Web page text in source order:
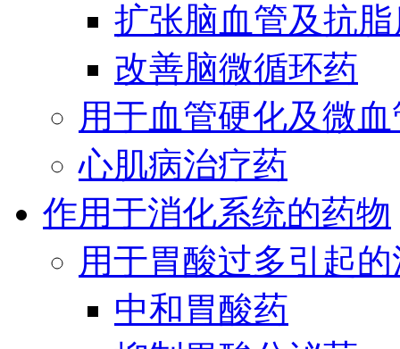
扩张脑血管及抗
改善脑微循环药
用于血管硬化及微
心肌病治疗药
作用于消化系统的药物
用于胃酸过多引起
中和胃酸药